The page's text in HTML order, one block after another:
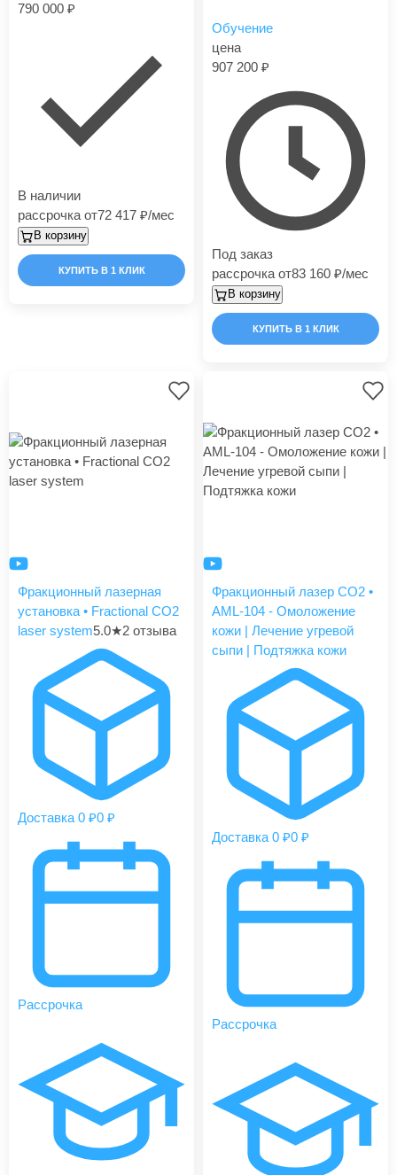
790 000
В наличии
рассрочка от72 417 /мес
В корзину
КУПИТЬ В 1 КЛИК
Обучение
цена
907 200
Под заказ
рассрочка от83 160 /мес
В корзину
КУПИТЬ В 1 КЛИК
Фракционный лазерная
установка • Fractional CO2
laser system5.0★2 отзыва
Доставка 0 ₽0 ₽
Рассрочка
Фракционный лазер CO2 •
AML-104 - Омоложение
кожи | Лечение угревой
сыпи | Подтяжка кожи
Доставка 0 ₽0 ₽
Рассрочка